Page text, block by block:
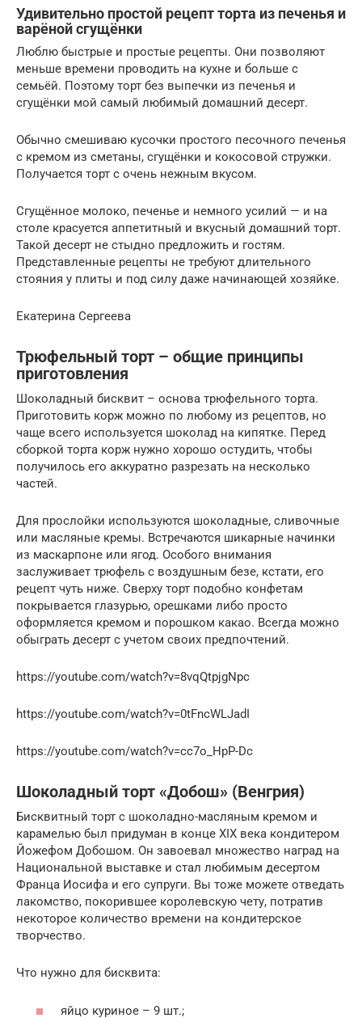
Удивительно простой рецепт торта из печенья и
варёной сгущёнки
Люблю быстрые и простые рецепты. Они позволяют
меньше времени проводить на кухне и больше с
семьёй. Поэтому торт без выпечки из печенья и
сгущёнки мой самый любимый домашний десерт.
Обычно смешиваю кусочки простого песочного печенья
с кремом из сметаны, сгущёнки и кокосовой стружки.
Получается торт с очень нежным вкусом.
Сгущённое молоко, печенье и немного усилий — и на
столе красуется аппетитный и вкусный домашний торт.
Такой десерт не стыдно предложить и гостям.
Представленные рецепты не требуют длительного
стояния у плиты и под силу даже начинающей хозяйке.
Екатерина Сергеева
Трюфельный торт – общие принципы
приготовления
Шоколадный бисквит – основа трюфельного торта.
Приготовить корж можно по любому из рецептов, но
чаще всего используется шоколад на кипятке. Перед
сборкой торта корж нужно хорошо остудить, чтобы
получилось его аккуратно разрезать на несколько
частей.
Для прослойки используются шоколадные, сливочные
или масляные кремы. Встречаются шикарные начинки
из маскарпоне или ягод. Особого внимания
заслуживает трюфель с воздушным безе, кстати, его
рецепт чуть ниже. Сверху торт подобно конфетам
покрывается глазурью, орешками либо просто
оформляется кремом и порошком какао. Всегда можно
обыграть десерт с учетом своих предпочтений.
https://youtube.com/watch?v=8vqQtpjgNpc
https://youtube.com/watch?v=0tFncWLJadI
https://youtube.com/watch?v=cc7o_HpP-Dc
Шоколадный торт «Добош» (Венгрия)
Бисквитный торт с шоколадно-масляным кремом и
карамелью был придуман в конце XIX века кондитером
Йожефом Добошом. Он завоевал множество наград на
Национальной выставке и стал любимым десертом
Франца Иосифа и его супруги. Вы тоже можете отведать
лакомство, покорившее королевскую чету, потратив
некоторое количество времени на кондитерское
творчество.
Что нужно для бисквита:
яйцо куриное – 9 шт.;